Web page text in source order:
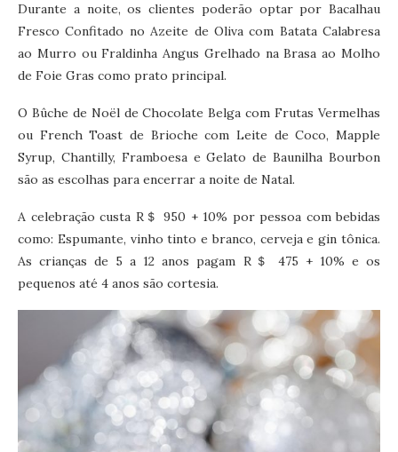
Durante a noite, os clientes poderão optar por Bacalhau
Fresco Confitado no Azeite de Oliva com Batata Calabresa
ao Murro ou Fraldinha Angus Grelhado na Brasa ao Molho
de Foie Gras como prato principal.
O Bûche de Noël de Chocolate Belga com Frutas Vermelhas
ou French Toast de Brioche com Leite de Coco, Mapple
Syrup, Chantilly, Framboesa e Gelato de Baunilha Bourbon
são as escolhas para encerrar a noite de Natal.
A celebração custa R＄ 950 + 10% por pessoa com bebidas
como: Espumante, vinho tinto e branco, cerveja e gin tônica.
As crianças de 5 a 12 anos pagam R＄ 475 + 10% e os
pequenos até 4 anos são cortesia.